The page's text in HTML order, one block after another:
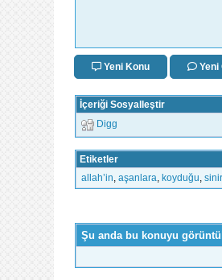
Yeni Konu Yeni
İçeriği Sosyalleştir
Digg
Etiketler
allah’in aşanlara koyduğu
Şu anda bu konuyu